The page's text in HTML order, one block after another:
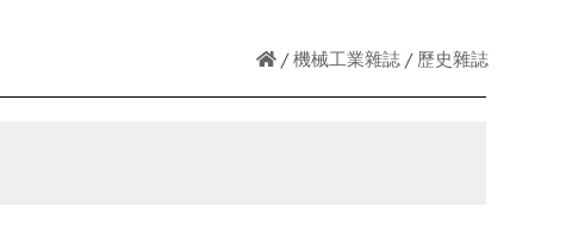
機械工業雜誌 歷史雜誌